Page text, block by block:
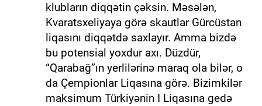
klubların diqqətin çəksin. Məsələn,
Kvaratsxeliyaya görə skautlar Gürcüstan
liqasını diqqətdə saxlayır. Amma bizdə
bu potensial yoxdur axı. Düzdür,
“Qarabağ”ın yerlilərinə maraq ola bilər, o
da Çempionlar Liqasına görə. Bizimkilər
maksimum Türkiyənin I Liqasına gedə